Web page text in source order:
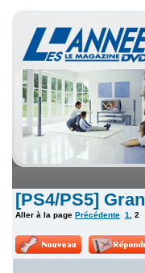
[PS4/PS5]
Aller à la page Précédente 1 2